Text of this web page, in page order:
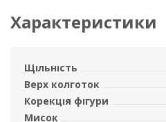
Характеристики
Щільність
Верх колготок
Корекція фігури
Мисок